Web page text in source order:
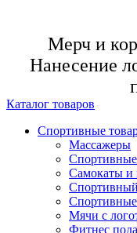
Мерч и
Нанесение
Каталог товаров
Спортивные
Массажеры
Самокаты и
Мячи с
Фитнес